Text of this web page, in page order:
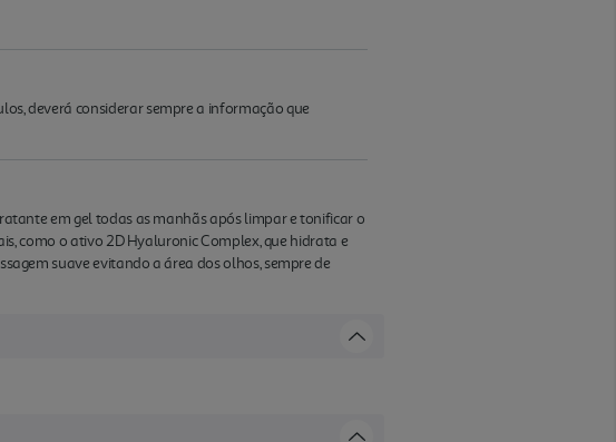
deverá considerar sempre a informação que
em gel todas as manhãs após limpar e tonificar o
como o ativo 2D Hyaluronic Complex, que hidrata e
suave evitando a área dos olhos, sempre de